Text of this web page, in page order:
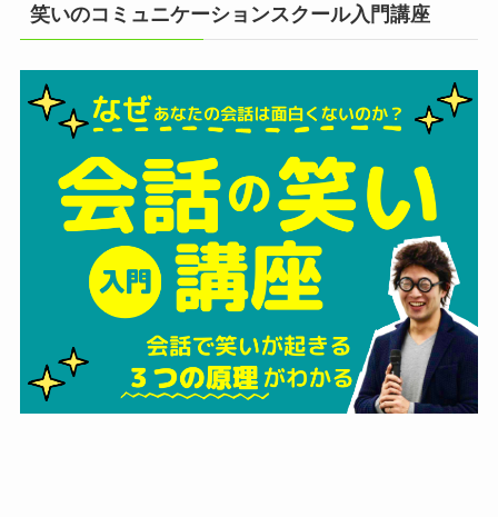
笑いのコミュニケーションスクール入門講座